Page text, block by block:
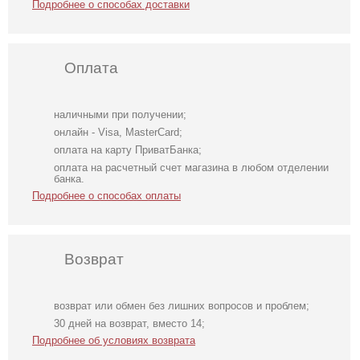
Подробнее о способах доставки
Оплата
наличными при получении;
онлайн - Visa, MasterCard;
оплата на карту ПриватБанка;
оплата на расчетный счет магазина в любом отделении
банка.
Подробнее о способах оплаты
Возврат
возврат или обмен без лишних вопросов и проблем;
30 дней на возврат, вместо 14;
Подробнее об условиях возврата
Длинное
свадебное белое
платье с
Коктейльное
классическое
белое платье